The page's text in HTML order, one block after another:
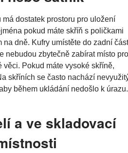
dostatek prostoru pro uložení
pokud máte skříň s poličkami
na dně. Kufry umístěte do zadní
nebudou zbytečně zabírat místo pro
věci. Pokud máte vysoké skříně,
skříních se často nachází
během ukládání nedošlo k úrazu.
a ve skladovací